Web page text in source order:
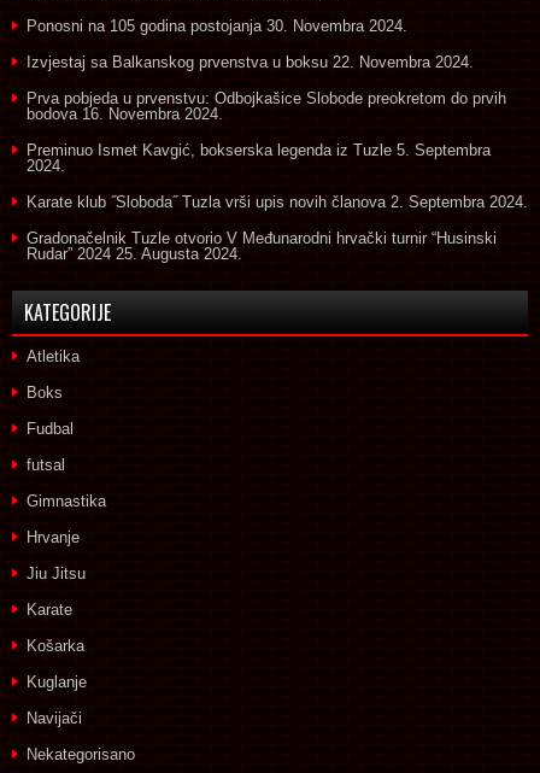
Ponosni na 105 godina postojanja 30. Novembra 2024.
Izvjestaj sa Balkanskog prvenstva u boksu 22. Novembra 2024.
Prva pobjeda u prvenstvu: Odbojkašice Slobode preokretom do prvih
bodova 16. Novembra 2024.
Preminuo Ismet Kavgić, bokserska legenda iz Tuzle 5. Septembra
2024.
Karate klub ˝Sloboda˝ Tuzla vrši upis novih članova 2. Septembra 2024.
Gradonačelnik Tuzle otvorio V Međunarodni hrvački turnir “Husinski
Rudar” 2024 25. Augusta 2024.
KATEGORIJE
Atletika
Boks
Fudbal
futsal
Gimnastika
Hrvanje
Jiu Jitsu
Karate
Košarka
Kuglanje
Navijači
Nekategorisano